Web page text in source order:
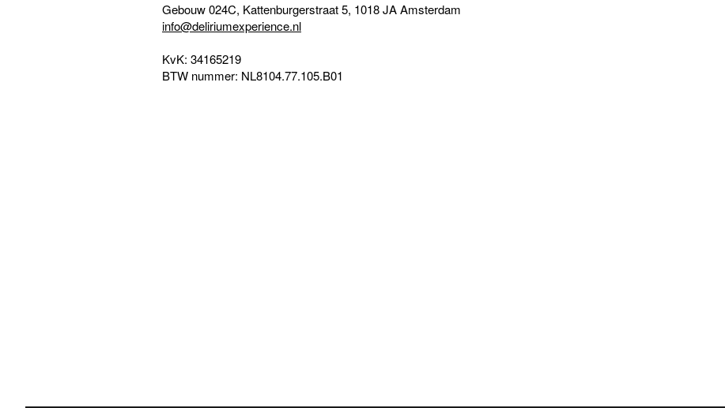
Gebouw 024C, Kattenburgerstraat 5, 1018 JA Amsterdam
info@deliriumexperience.nl
KvK: 34165219
BTW nummer: NL8104.77.105.B01